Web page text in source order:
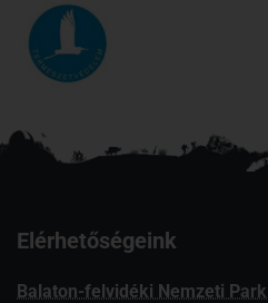
Elérhetőségeink
Balaton-felvidéki Nemzeti